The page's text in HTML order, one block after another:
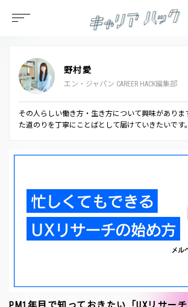
野村愛
エン・ジャパン CAREER HACK編集部
その人らしい働き方・生き方について興味がありま
た道のりを丁寧にことばとして届けていきたいです。